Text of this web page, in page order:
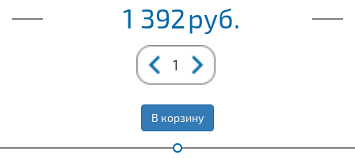
1 392руб.
В корзину